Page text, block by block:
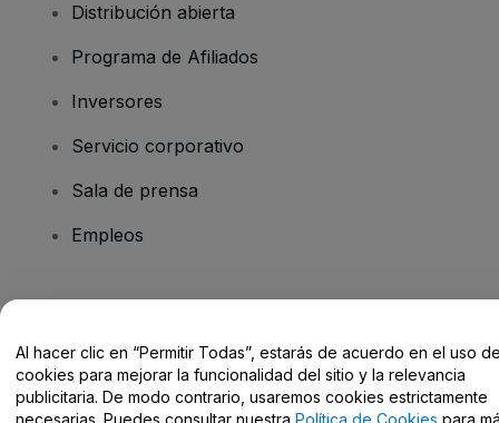
Distribución abierta
Programa de Afiliados
Inversores
Servicio corporativo
Sala de prensa
Empleos
Centro de Ayuda / Contacto
Al hacer clic en “Permitir Todas”, estarás de acuerdo en el uso
cookies para mejorar la funcionalidad del sitio y la relevancia
publicitaria. De modo contrario, usaremos cookies estrictamente
necesarias. Puedes consultar nuestra Política de Cookies para